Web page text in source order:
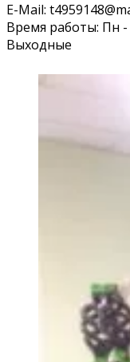
E-Mail:
Время работы: Пн -
Выходные